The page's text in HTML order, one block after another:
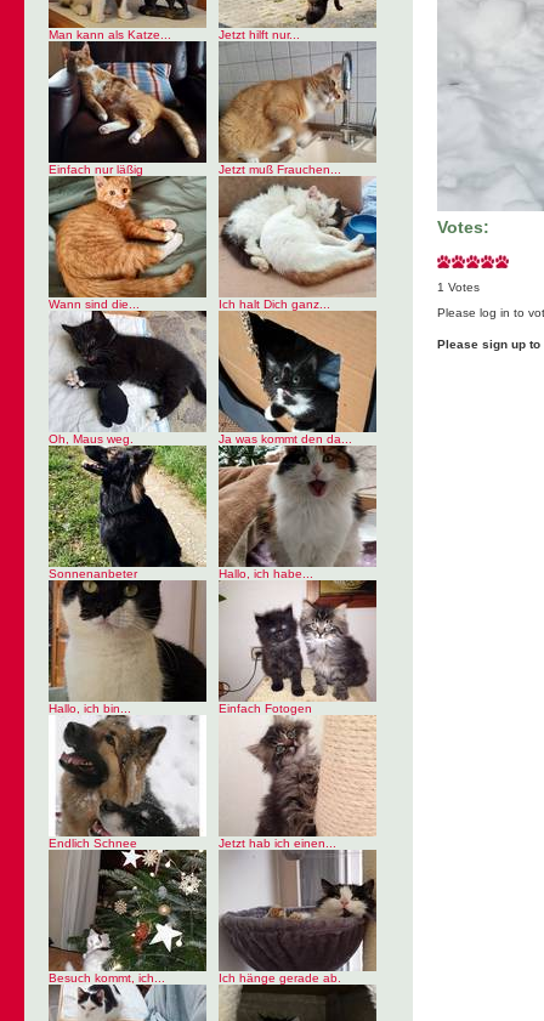
Man kann als Katze... Jetzt hilft nur...
Einfach nur läßig Jetzt muß Frauchen...
Wann sind die... Ich halt Dich ganz...
Oh, Maus weg. Ja was kommt den da...
Sonnenanbeter Hallo, ich habe...
Hallo, ich bin... Einfach Fotogen
Endlich Schnee Jetzt hab ich einen...
Besuch kommt, ich... Ich hänge gerade ab.
Votes:
1 Votes
Please log in to
Please sign up to